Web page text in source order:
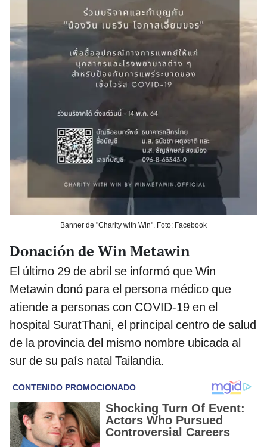
Banner de "Charity with Win". Foto: Facebook
Donación de Win Metawin
El último 29 de abril se informó que Win
Metawin donó para el persona médico que
atiende a personas con COVID-19 en el
hospital SuratThani, el principal centro de salud
de la provincia del mismo nombre ubicada al
sur de su país natal Tailandia.